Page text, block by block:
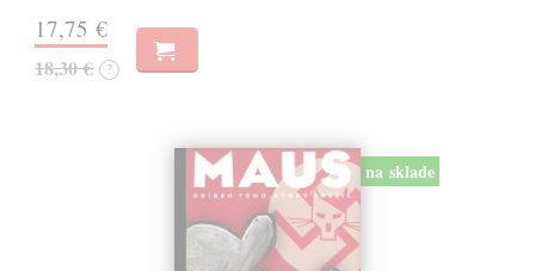
17,75 €
18,30 € ?
na sklade